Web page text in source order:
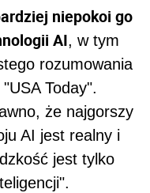
niepokoi go
AI, w tym
rozumowania
Today".
że najgorszy
AI jest realny i
jest tylko